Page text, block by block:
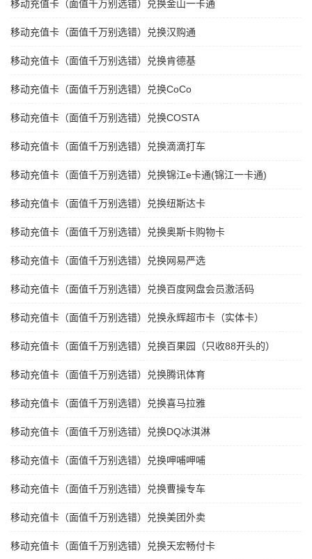
移动充值卡（面值千万别选错）兑换金山一卡通
移动充值卡（面值千万别选错）兑换汉购通
移动充值卡（面值千万别选错）兑换肯德基
移动充值卡（面值千万别选错）兑换CoCo
移动充值卡（面值千万别选错）兑换COSTA
移动充值卡（面值千万别选错）兑换滴滴打车
移动充值卡（面值千万别选错）兑换锦江e卡通(锦江一卡通)
移动充值卡（面值千万别选错）兑换纽斯达卡
移动充值卡（面值千万别选错）兑换奥斯卡购物卡
移动充值卡（面值千万别选错）兑换网易严选
移动充值卡（面值千万别选错）兑换百度网盘会员激活码
移动充值卡（面值千万别选错）兑换永辉超市卡（实体卡）
移动充值卡（面值千万别选错）兑换百果园（只收88开头的）
移动充值卡（面值千万别选错）兑换腾讯体育
移动充值卡（面值千万别选错）兑换喜马拉雅
移动充值卡（面值千万别选错）兑换DQ冰淇淋
移动充值卡（面值千万别选错）兑换呷哺呷哺
移动充值卡（面值千万别选错）兑换曹操专车
移动充值卡（面值千万别选错）兑换美团外卖
移动充值卡（面值千万别选错）兑换天宏畅付卡